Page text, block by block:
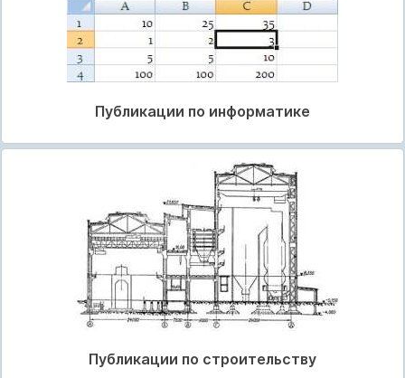
Публикации по информатике
Публикации по строительству